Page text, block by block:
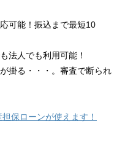
可能！振込まで最短10
法人でも利用可能！
掛る・・・。審査で断られ
保ローンが使えます！